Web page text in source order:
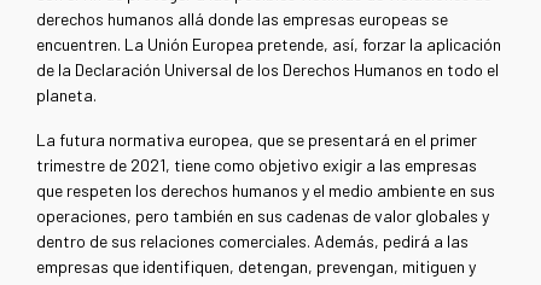
derechos humanos allá donde las empresas europeas se
encuentren. La Unión Europea pretende, así, forzar la aplicación
de la Declaración Universal de los Derechos Humanos en todo el
planeta.
La futura normativa europea, que se presentará en el primer
trimestre de 2021, tiene como objetivo exigir a las empresas
que respeten los derechos humanos y el medio ambiente en sus
operaciones, pero también en sus cadenas de valor globales y
dentro de sus relaciones comerciales. Además, pedirá a las
empresas que identifiquen, detengan, prevengan, mitiguen y